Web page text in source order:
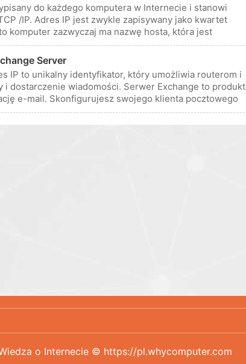
do każdego komputera w Internecie i stanowi
/IP. Adres IP jest zwykle zapisywany jako kwartet
komputer zazwyczaj ma nazwę hosta, która jest
Server
IP to unikalny identyfikator, który umożliwia routerom i
dostarczenie wiadomości. Serwer Exchange to produkt
e-mail. Skonfigurujesz swojego klienta pocztowego
o Internecie © https://pl.whycomputer.com